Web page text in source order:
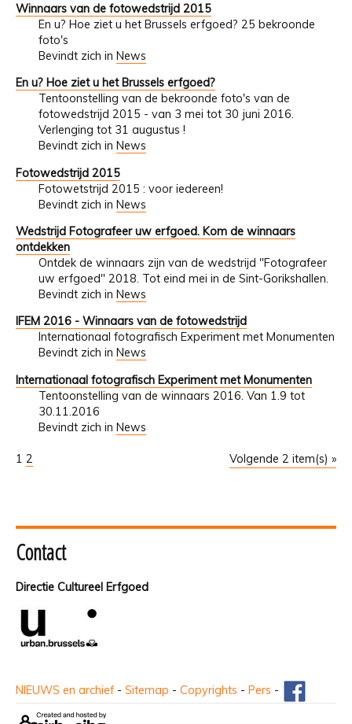
Winnaars van de fotowedstrijd 2015
En u? Hoe ziet u het Brussels erfgoed? 25 bekroonde
foto's
Bevindt zich in News
En u? Hoe ziet u het Brussels erfgoed?
Tentoonstelling van de bekroonde foto's van de
fotowedstrijd 2015 - van 3 mei tot 30 juni 2016.
Verlenging tot 31 augustus !
Bevindt zich in News
Fotowedstrijd 2015
Fotowetstrijd 2015 : voor iedereen!
Bevindt zich in News
Wedstrijd Fotografeer uw erfgoed. Kom de winnaars
ontdekken
Ontdek de winnaars zijn van de wedstrijd "Fotografeer
uw erfgoed" 2018. Tot eind mei in de Sint-Gorikshallen.
Bevindt zich in News
IFEM 2016 - Winnaars van de fotowedstrijd
Internationaal fotografisch Experiment met Monumenten
Bevindt zich in News
Internationaal fotografisch Experiment met Monumenten
Tentoonstelling van de winnaars 2016. Van 1.9 tot
30.11.2016
Bevindt zich in News
Volgende 2 item(s) »
1 2
Contact
Directie Cultureel Erfgoed
NIEUWS en archief - Sitemap - Copyrights - Pers -